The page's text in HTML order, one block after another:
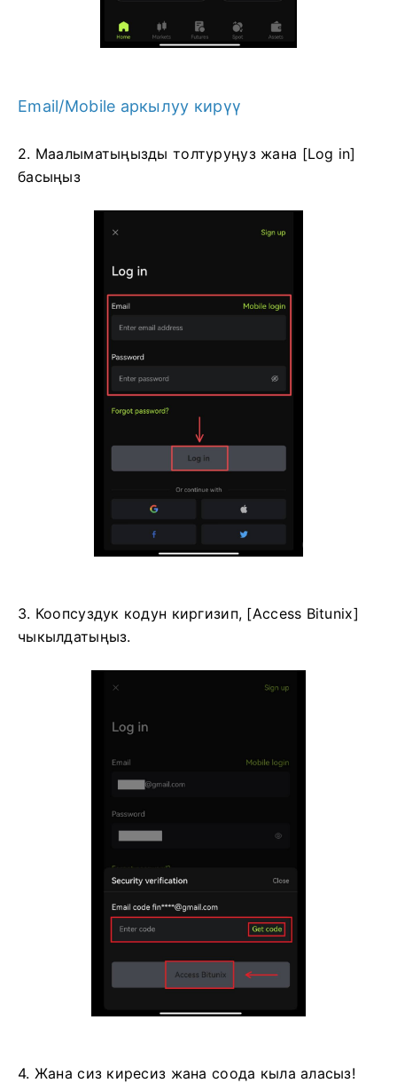
Email/Mobile аркылуу кирүү
2. Маалыматыңызды толтуруңуз жана [Log in]
басыңыз
3. Коопсуздук кодун киргизип, [Access Bitunix]
чыкылдатыңыз.
4. Жана сиз киресиз жана соода кыла аласыз!